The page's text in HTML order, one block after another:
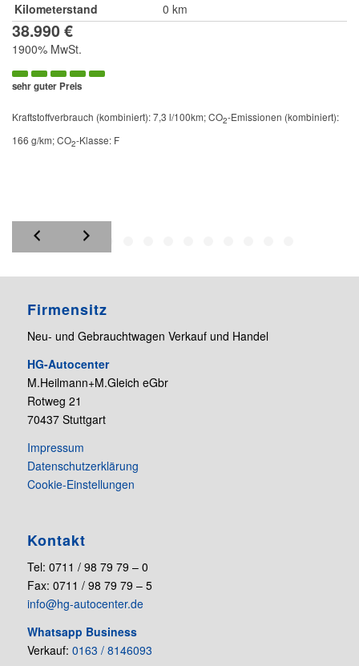
Kilometerstand
0 km
38.990 €
1900% MwSt.
sehr guter Preis
Kraftstoffverbrauch (kombiniert):7,3 l/100km;CO2-Emissionen (kombiniert):
166 g/km;CO2-Klasse: F
Firmensitz
Neu- und Gebrauchtwagen Verkauf und Handel
HG-Autocenter
M.Heilmann+M.Gleich eGbr
Rotweg 21
70437 Stuttgart
Impressum
Datenschutzerklärung
Cookie-Einstellungen
Kontakt
Tel: 0711 / 98 79 79 – 0
Fax: 0711 / 98 79 79 – 5
info@hg-autocenter.de
Whatsapp Business
Verkauf: 0163 / 8146093